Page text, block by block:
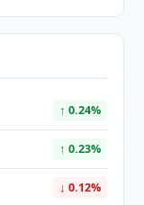
↑ 0.24%
↑ 0.23%
↓ 0.12%